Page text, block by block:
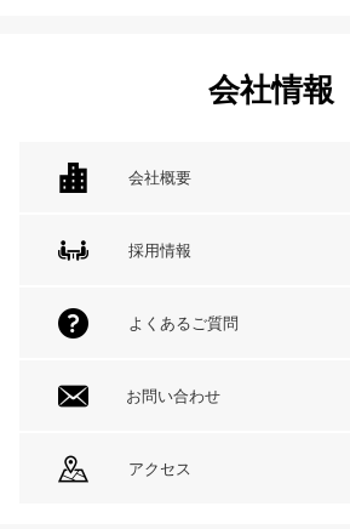
会社情報
会社概要
採用情報
よくあるご質問
お問い合わせ
アクセス